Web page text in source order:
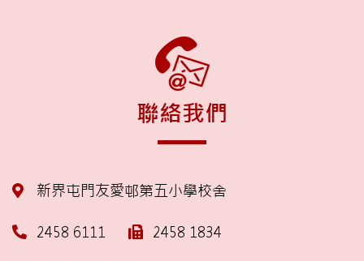
聯絡我們
新界屯門友愛邨第五小學校舍
2458 6111 2458 1834